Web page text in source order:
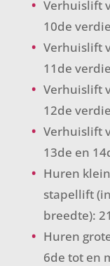
Verhuislift
10de
Verhuislift
11de
Verhuislift
12de
Verhuislift
13de en
Huren
stapellift
breedte):
Huren
6de tot en